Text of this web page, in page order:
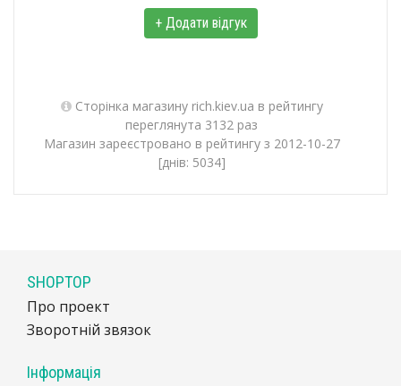
+ Додати відгук
Сторінка магазину rich.kiev.ua в рейтингу
переглянута 3132 раз
Магазин зареєстровано в рейтингу з 2012-10-27
[днів: 5034]
SHOPTOP
Про проект
Зворотній звязок
Інформація